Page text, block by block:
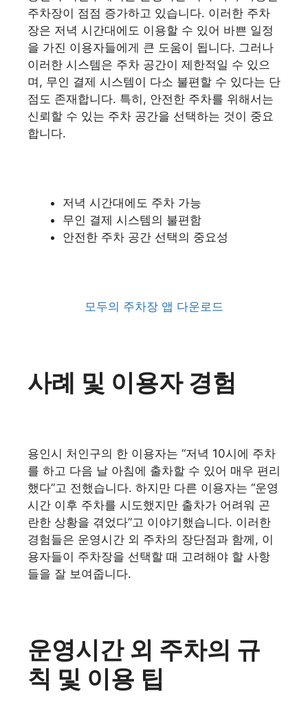
주차장이 점점 증가하고 있습니다. 이러한 주차
장은 저녁 시간대에도 이용할 수 있어 바쁜 일정
을 가진 이용자들에게 큰 도움이 됩니다. 그러나
이러한 시스템은 주차 공간이 제한적일 수 있으
며, 무인 결제 시스템이 다소 불편할 수 있다는 단
점도 존재합니다. 특히, 안전한 주차를 위해서는
신뢰할 수 있는 주차 공간을 선택하는 것이 중요
합니다.
저녁 시간대에도 주차 가능
무인 결제 시스템의 불편함
안전한 주차 공간 선택의 중요성
모두의 주차장 앱 다운로드
사례 및 이용자 경험
용인시 처인구의 한 이용자는 “저녁 10시에 주차
를 하고 다음 날 아침에 출차할 수 있어 매우 편리
했다”고 전했습니다. 하지만 다른 이용자는 “운영
시간 이후 주차를 시도했지만 출차가 어려워 곤
란한 상황을 겪었다”고 이야기했습니다. 이러한
경험들은 운영시간 외 주차의 장단점과 함께, 이
용자들이 주차장을 선택할 때 고려해야 할 사항
들을 잘 보여줍니다.
운영시간 외 주차의 규
칙 및 이용 팁